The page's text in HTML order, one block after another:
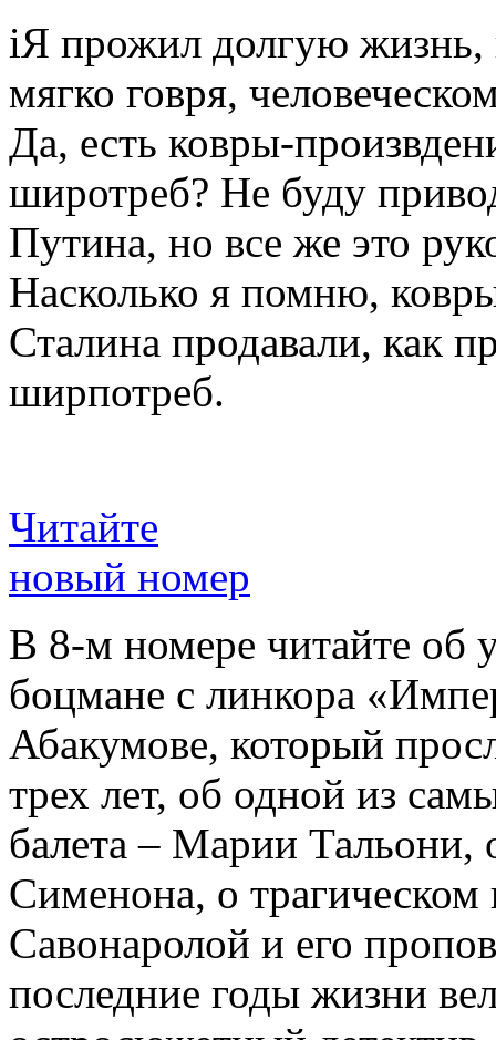
iЯ прожил долгую жизнь,
мягко говря,
Да, есть ковры-
широтреб? Не буду
Путина, но все же это
Насколько я помню,
Сталина продавали, как
ширпотреб.
Читайте
новый номер
В 8-м номере читайте об
боцмане с линкора
Абакумове, который
трех лет, об одной из
балета – Марии
Сименона, о трагическом
Савонаролой и его
последние годы жизни